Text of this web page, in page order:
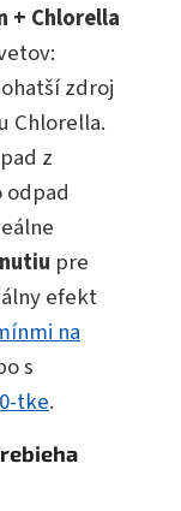
+ Chlorella
zdroj
Chlorella.
z
odpad
pre
efekt
na
s
tke.